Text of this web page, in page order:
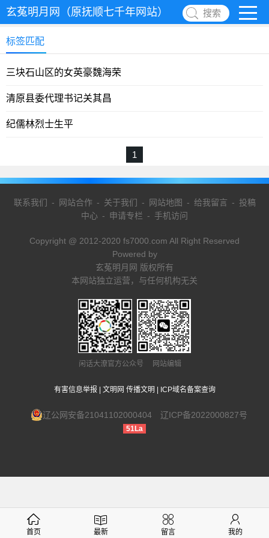
玄菟明月网（原抚顺七千年网站） 搜索
标签匹配
三块石山区的女英豪魏海荣
清原县委代理书记关其昌
纪儒林烈士生平
1
联系我们 - 网站合作- 关于我们 - 网站地图 - 给我留言 - 投稿
中心 - 申请专栏 - 手机访问
Copyright @ 2012-2020 fs7000.com All Right Reserved
Powered by
玄菟明月网 版权所有
本网站独立运营，与任何机构无关
闲话大潦官方公众号 网站编辑
有害信息举报 文明网 传播文明 ICP域名备案查询
辽公网安备21041102000404 辽ICP备2022000827号
51La
首页 最新 留言 我的